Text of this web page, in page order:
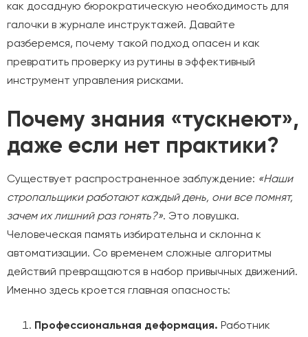
как досадную бюрократическую необходимость для
галочки в журнале инструктажей. Давайте
разберемся, почему такой подход опасен и как
превратить проверку из рутины в эффективный
инструмент управления рисками.
Почему знания «тускнеют»,
даже если нет практики?
Существует распространенное заблуждение: «Наши
стропальщики работают каждый день, они все помнят,
зачем их лишний раз гонять?». Это ловушка.
Человеческая память избирательна и склонна к
автоматизации. Со временем сложные алгоритмы
действий превращаются в набор привычных движений.
Именно здесь кроется главная опасность:
Профессиональная деформация. Работник